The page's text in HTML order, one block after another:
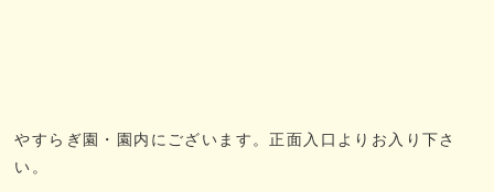
やすらぎ園・園内にございます。正面入口よりお入り下さ
い。